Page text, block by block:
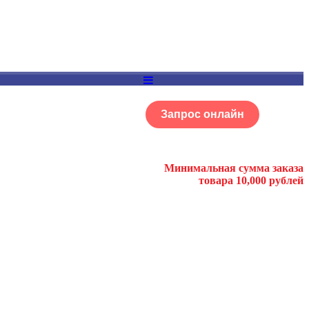
Запрос онлайн
Минимальная сумма заказа
товара 10,000 рублей